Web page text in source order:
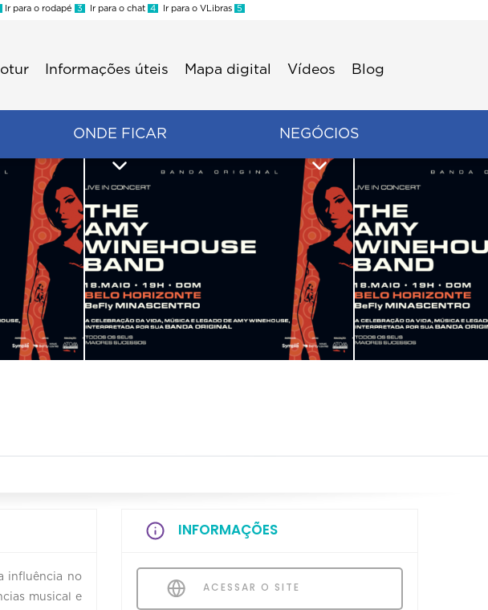
Ir para o rodapé 3 Ir para o chat 4 Ir para o VLibras 5
Informações úteis Mapa digital Vídeos Blog
ONDE FICAR NEGÓCIOS
influência no
musical e
INFORMAÇÕES
ACESSAR O SITE